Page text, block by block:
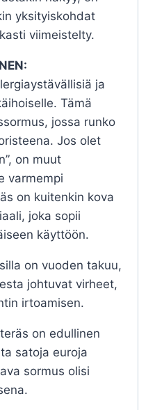
yksityiskohdat
viimeistelty.
ja
Tämä
jossa runko
Jos olet
on muut
varmempi
on kuitenkin kova
joka sopii
käyttöön.
on vuoden takuu,
johtuvat virheet,
irtoamisen.
on edullinen
satoja euroja
sormus olisi